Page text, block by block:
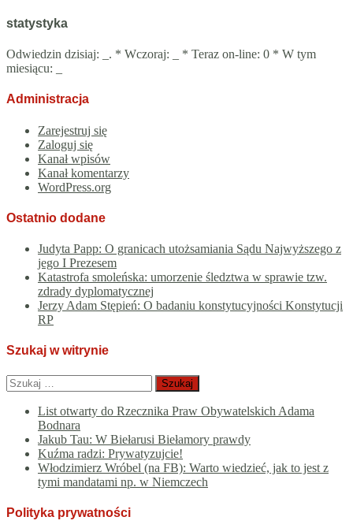
statystyka
Odwiedzin dzisiaj: . * Wczoraj:
* Teraz on-line: 0 * W tym
miesiącu:
Administracja
Zarejestruj się
Zaloguj się
Kanał wpisów
Kanał komentarzy
WordPress.org
Ostatnio dodane
Judyta Papp: O granicach utożsamiania Sądu Najwyższego z
jego I Prezesem
Katastrofa smoleńska: umorzenie śledztwa w sprawie tzw.
zdrady dyplomatycznej
Jerzy Adam Stępień: O badaniu konstytucyjności Konstytucji
RP
Szukaj w witrynie
Szukaj:
List otwarty do Rzecznika Praw Obywatelskich Adama
Bodnara
Jakub Tau: W Biełarusi Biełamory prawdy
Kuźma radzi: Prywatyzujcie!
Włodzimierz Wróbel (na FB): Warto wiedzieć, jak to jest z
tymi mandatami np. w Niemczech
Polityka prywatności